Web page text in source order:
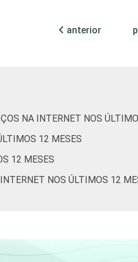
0
0 0
0 0
anterior
NA INTERNET NOS
12 MESES
12 MESES
NOS ÚLTIMOS 12